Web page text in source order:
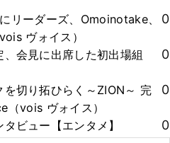
リーダーズ、Omoinotake、
ヴォイス）
0
、会見に出席した初出場組
0
を切り拓ひらく～ZION～ 完
vois ヴォイス）
0
ビュー【エンタメ】 0